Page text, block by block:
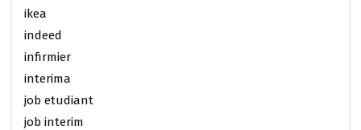
ikea
indeed
infirmier
interima
job etudiant
job interim